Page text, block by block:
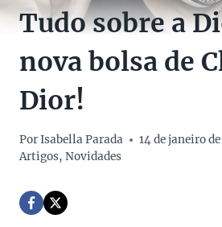
Tudo sobre a
nova bolsa de
Dior!
PorIsabella Parada
14 de janeiro
Artigos, Novidades